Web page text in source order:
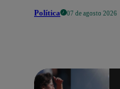
Política 07 de agosto 2026